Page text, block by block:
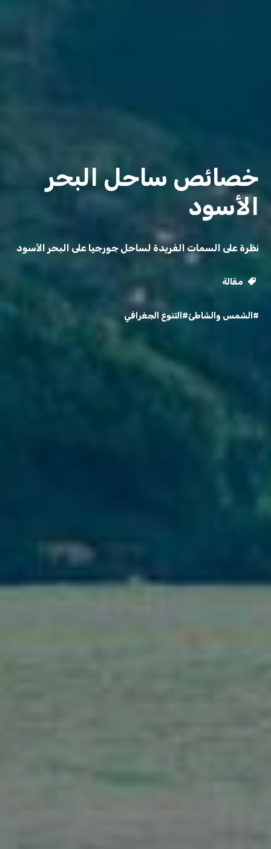
خصائص ساحل البحر
الأسود
نظرة على السمات الفريدة لساحل جورجيا على البحر الأسود
مقالة
#الشمس والشاطئ#التنوع الجغرافي